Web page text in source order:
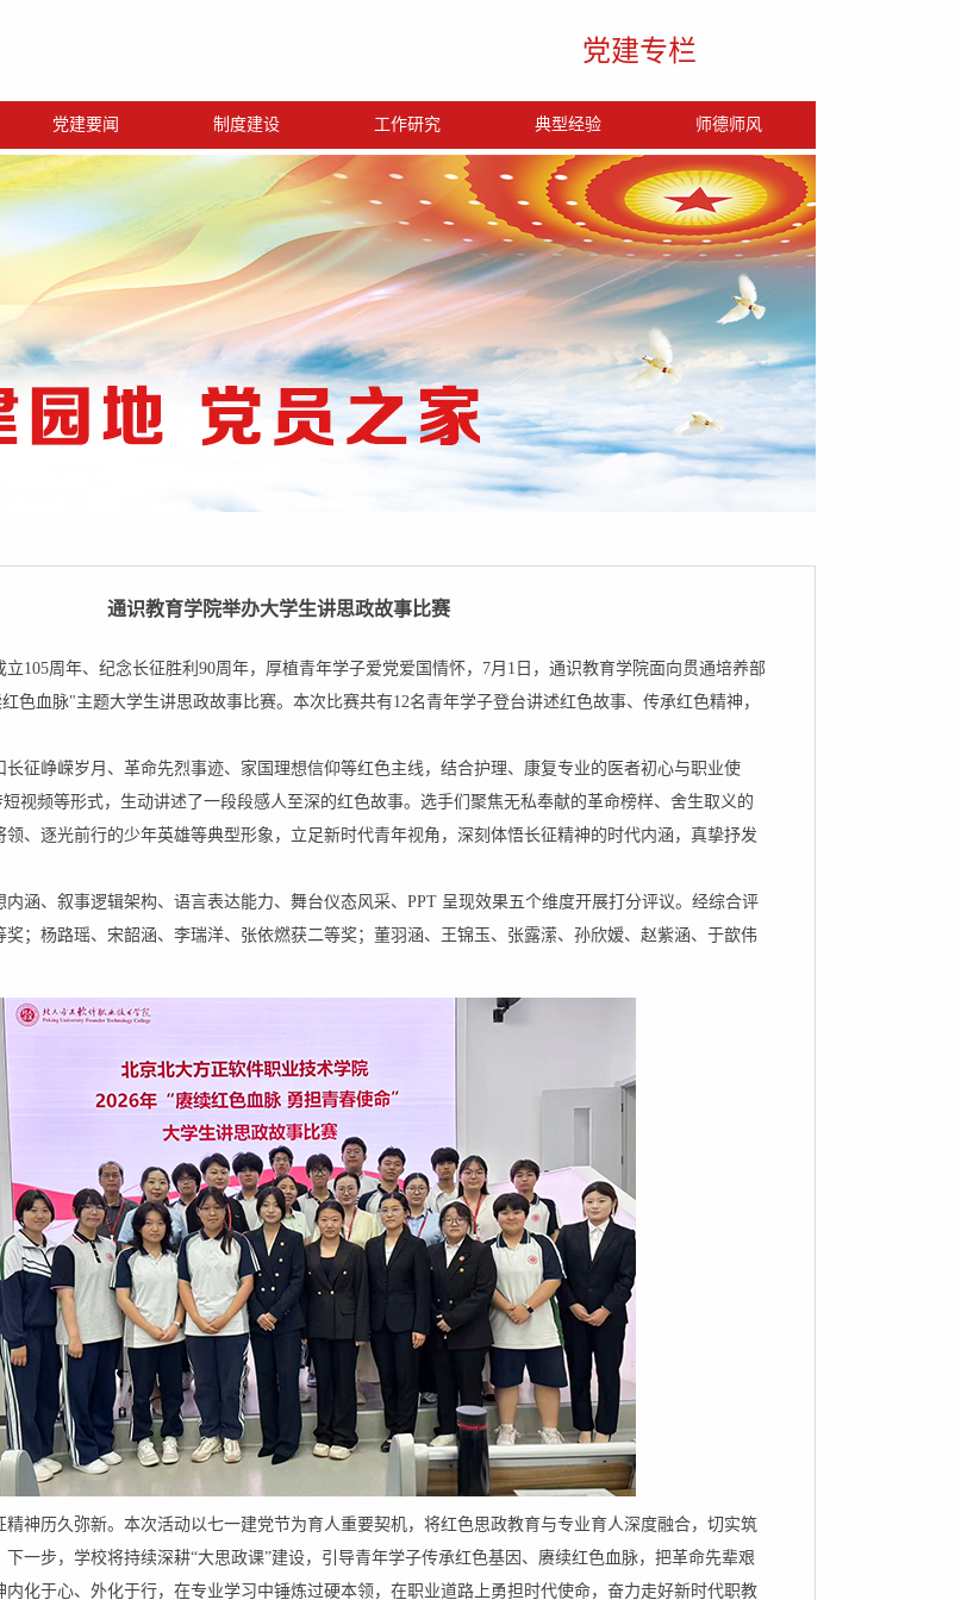
党建专栏
党建要闻 制度建设 工作研究 典型经验 师德师风
通识教育学院举办大学生讲思政故事比赛
105周年、纪念长征胜利90周年，厚植青年学子爱党爱国情怀，7月1日，通识教育学院面向贯通培养部
色血脉"主题大学生讲思政故事比赛。本次比赛共有12名青年学子登台讲述红色故事、传承红色精神，
长征峥嵘岁月、革命先烈事迹、家国理想信仰等红色主线，结合护理、康复专业的医者初心与职业使
视频等形式，生动讲述了一段段感人至深的红色故事。选手们聚焦无私奉献的革命榜样、舍生取义的
、逐光前行的少年英雄等典型形象，立足新时代青年视角，深刻体悟长征精神的时代内涵，真挚抒发
涵、叙事逻辑架构、语言表达能力、舞台仪态风采、PPT 呈现效果五个维度开展打分评议。经综合评
奖；杨路瑶、宋韶涵、李瑞洋、张依燃获二等奖；董羽涵、王锦玉、张露潆、孙欣嫒、赵紫涵、于歆伟
精神历久弥新。本次活动以七一建党节为育人重要契机，将红色思政教育与专业育人深度融合，切实筑
一步，学校将持续深耕“大思政课”建设，引导青年学子传承红色基因、赓续红色血脉，把革命先辈艰
内化于心、外化于行，在专业学习中锤炼过硬本领，在职业道路上勇担时代使命，奋力走好新时代职教